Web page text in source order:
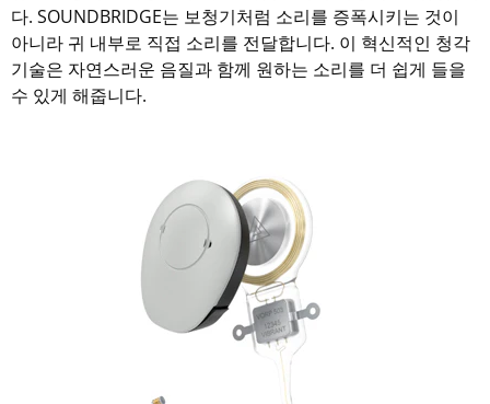
다. SOUNDBRIDGE는 보청기처럼 소리를 증폭시키는 것이
아니라 귀 내부로 직접 소리를 전달합니다. 이 혁신적인 청각
기술은 자연스러운 음질과 함께 원하는 소리를 더 쉽게 들을
수 있게 해줍니다.